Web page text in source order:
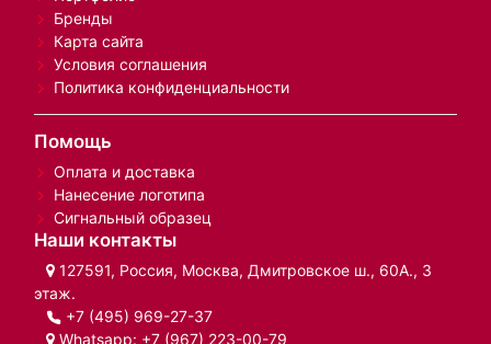
Бренды
Карта сайта
Условия соглашения
Политика конфиденциальности
Помощь
Оплата и доставка
Нанесение логотипа
Сигнальный образец
Наши контакты
127591, Россия, Москва, Дмитровское ш., 60А., 3
этаж.
+7 (495) 969-27-37
Whatsapp: +7 (967) 223-00-79